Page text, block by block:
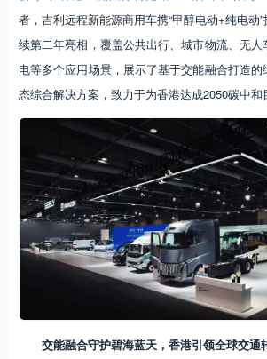
者，吉利远程新能源商用车携“甲醇电动+纯电动
续第二年亮相，覆盖公共出行、城市物流、无
电等多个应用场景，展示了基于交能融合打造
态综合解决方案，致力于为香港达成2050碳中和
交能融合守护碧海蓝天，香港引领全球交通